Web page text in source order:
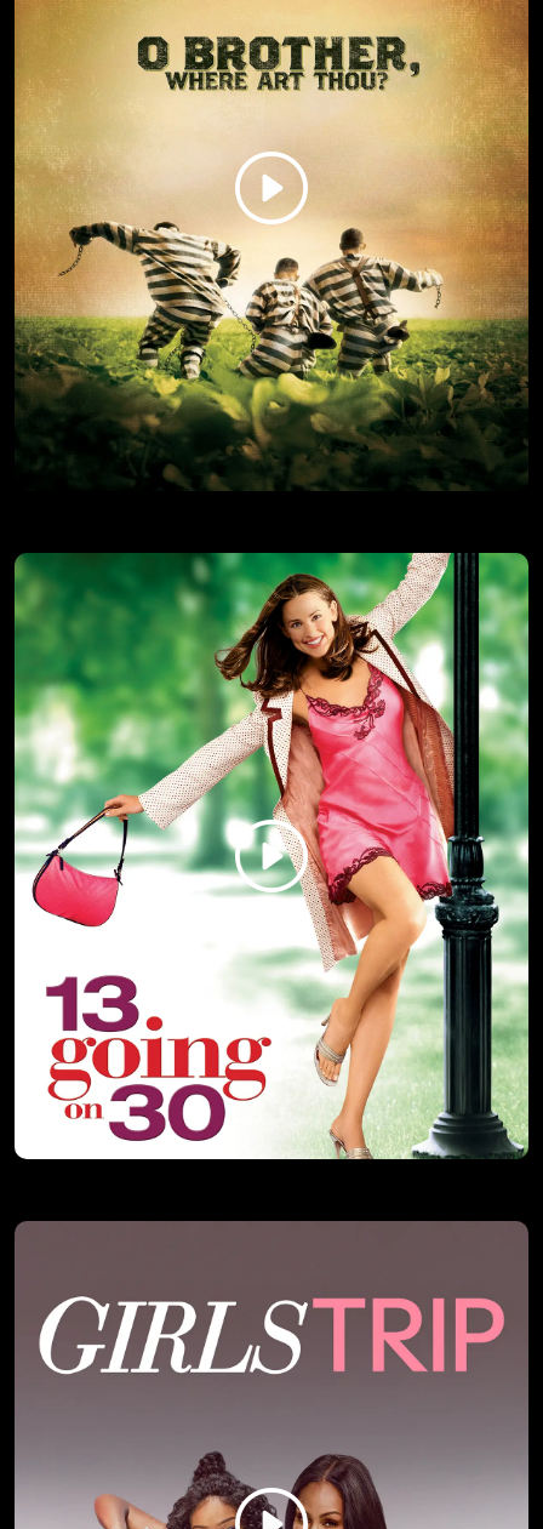
SPALITI POSLE ČITANJA
Disk sa memoarima CIA agenta završava u rukama dva
beskrupulozna radnika teretane, koja pokušavaju da ga
prodaju.
O BRATE, GDE SI?
Tri odbegla zatvorenika traže skriveno blago na dalekom
jugu, dok ih, sve to vreme, progoni jedna žena.
komediji, o devojčici koja sa svojih 13 godina iznenada ulazi
u tridesete, i od štrebera postaje kraljica glamura.